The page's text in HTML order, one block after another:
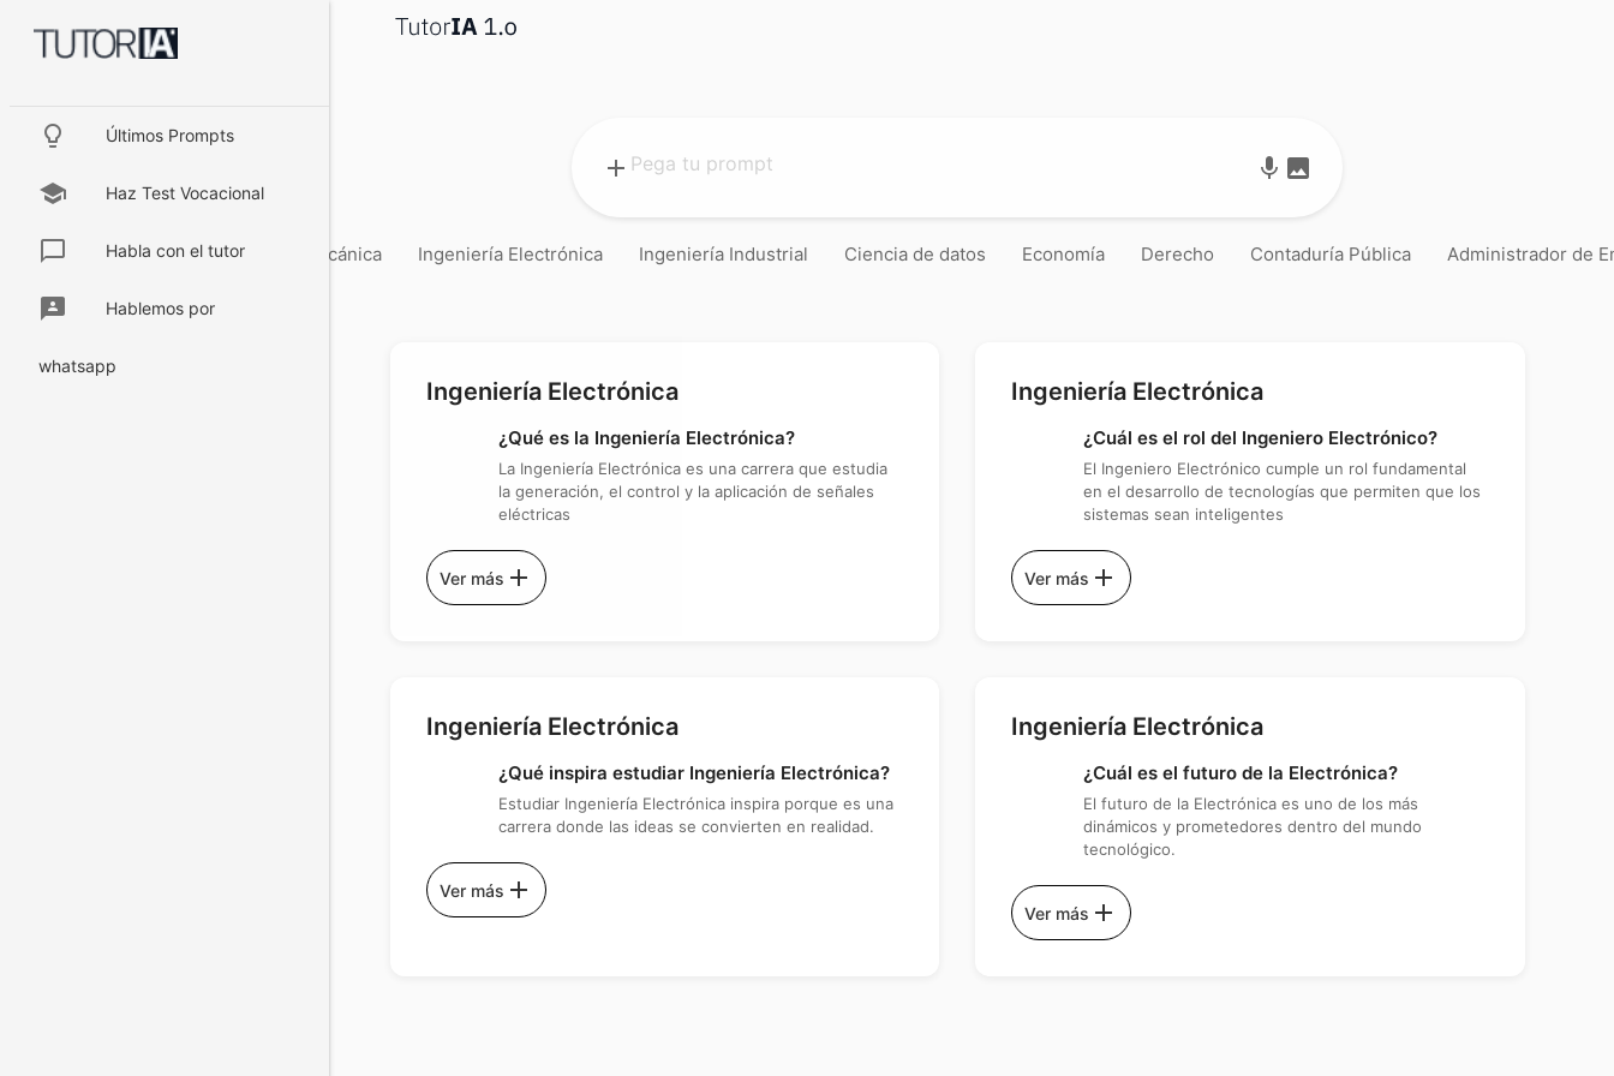
lightbulb_outline Últimos Prompts
school Haz Test Vocacional
chat_bubble_outline Habla con el tutor
3p Hablemos por
whatsapp
add mic image
Geeks Marketing Ingeniería Mecánica Ingeniería Electrónica Ingeniería Industrial Ciencia de datos Economía Derecho Contaduría Pública Administrador de
Ingeniería Electrónica
¿Qué es la Ingeniería Electrónica?
La Ingeniería Electrónica es una carrera que estudia
la generación, el control y la aplicación de señales
eléctricas
Ver más add
Ingeniería Electrónica
¿Cuál es el rol del Ingeniero Electrónico?
El Ingeniero Electrónico cumple un rol fundamental
en el desarrollo de tecnologías que permiten que los
sistemas sean inteligentes
Ver más add
Ingeniería Electrónica
¿Qué inspira estudiar Ingeniería Electrónica?
Estudiar Ingeniería Electrónica inspira porque es una
carrera donde las ideas se convierten en realidad.
Ver más add
Ingeniería Electrónica
¿Cuál es el futuro de la Electrónica?
El futuro de la Electrónica es uno de los más
dinámicos y prometedores dentro del mundo
tecnológico.
Ver más add